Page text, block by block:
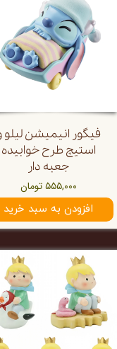
فیگور انیمیشن لیلو
استیچ طرح خوابیده
جعبه دار
۵۵۵,۰۰۰ تومان
افزودن به سبد خرید